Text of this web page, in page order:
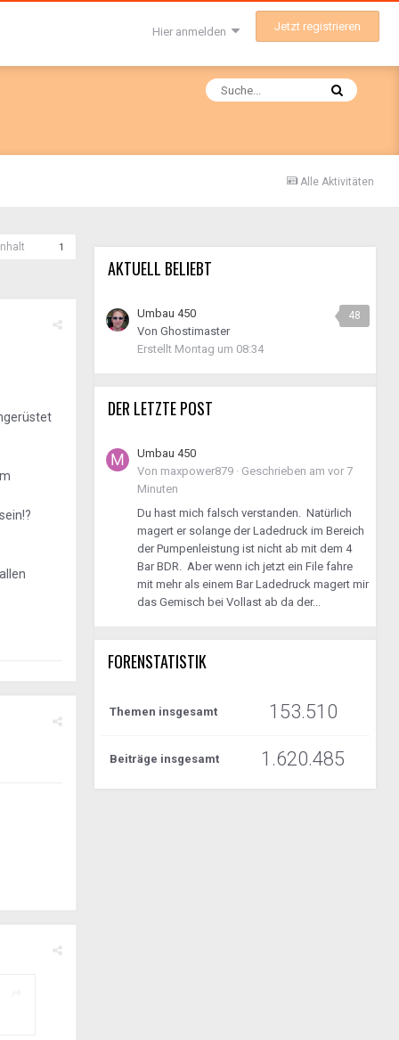
Hier anmelden Jetzt registrieren
Alle Aktivitäten
1
AKTUELL BELIEBT
48
Umbau 450
Von Ghostimaster
Erstellt Montag um 08:34
DER LETZTE POST
Umbau 450
Von maxpower879 · Geschrieben am vor 7
Minuten
Du hast mich falsch verstanden. Natürlich
magert er solange der Ladedruck im Bereich
der Pumpenleistung ist nicht ab mit dem 4
Bar BDR. Aber wenn ich jetzt ein File fahre
mit mehr als einem Bar Ladedruck magert mir
das Gemisch bei Vollast ab da der...
FORENSTATISTIK
Themen insgesamt 153.510
Beiträge insgesamt 1.620.485